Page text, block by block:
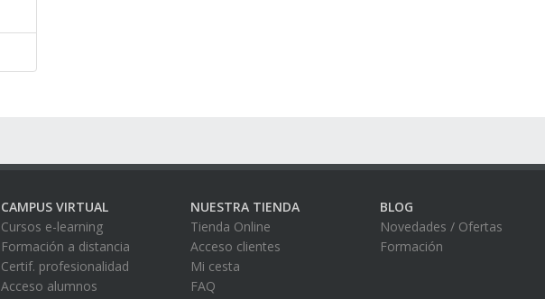
CAMPUS VIRTUAL
Cursos e-learning
Formación a distancia
Certif. profesionalidad
Acceso alumnos
NUESTRA TIENDA
Tienda Online
Acceso clientes
Mi cesta
FAQ
BLOG
Novedades / Ofertas
Formación